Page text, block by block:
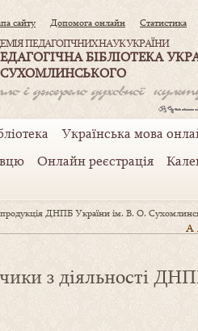
сайту Допомога онлайн Статистика
ПЕДАГОГІЧНИХ НАУК УКРАЇНИ
БІБЛІОТЕКА
Українська мова
Онлайн реєстрація
продукція ДНПБ України ім. В. О.
A
з діяльності